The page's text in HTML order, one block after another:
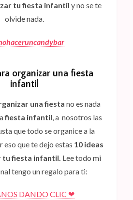
tu fiesta infantil y no se te
olvide nada.
organizar una fiesta
infantil
una fiesta no es nada
fiesta infantil, a nosotros las
que todo se organice a la
eso que te dejo estas 10 ideas
tu fiesta infantil. Lee todo mi
tengo un regalo para ti:
DANDO CLIC ❤